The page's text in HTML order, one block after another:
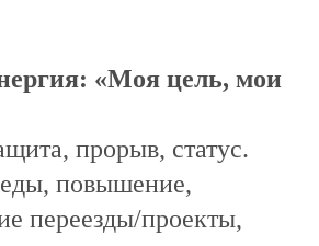
«Моя цель, мои
прорыв, статус.
повышение,
переезды/проекты,